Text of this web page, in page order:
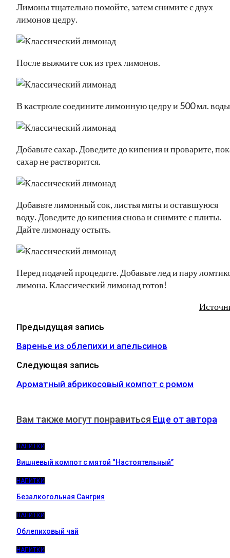
Лимоны тщательно помойте, затем снимите с двух
лимонов цедру.
После выжмите сок из трех лимонов.
В кастрюле соедините лимонную цедру и 500 мл.
Добавьте сахар. Доведите до кипения и проварите,
сахар не растворится.
Добавьте лимонный сок, листья мяты и оставшуюся
воду. Доведите до кипения снова и снимите с плиты.
Дайте лимонаду остыть.
Перед подачей процедите. Добавьте лед и пару
лимона. Классический лимонад готов!
Предыдущая запись
Варенье из облепихи и апельсинов
Следующая запись
Ароматный абрикосовый компот с ромом
Вам также могут понравиться Еще от автора
НАПИТКИ
Вишневый компот с мятой “Настоятельный”
НАПИТКИ
Безалкогольная Сангрия
НАПИТКИ
Облепиховый чай
НАПИТКИ